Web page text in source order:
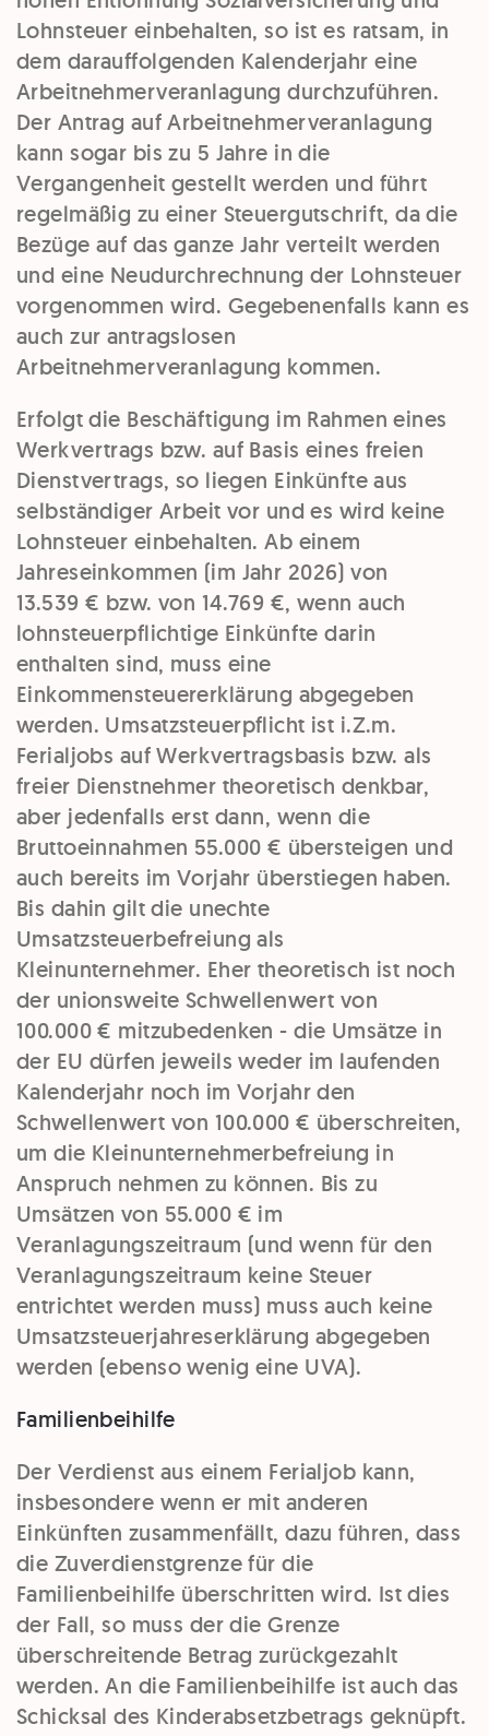
Lohnsteuer einbehalten, so ist es ratsam, in
dem darauffolgenden Kalenderjahr eine
Arbeitnehmerveranlagung durchzuführen.
Der Antrag auf Arbeitnehmerveranlagung
kann sogar bis zu 5 Jahre in die
Vergangenheit gestellt werden und führt
regelmäßig zu einer Steuergutschrift, da die
Bezüge auf das ganze Jahr verteilt werden
und eine Neudurchrechnung der Lohnsteuer
vorgenommen wird. Gegebenenfalls kann es
auch zur antragslosen
Arbeitnehmerveranlagung kommen.
Erfolgt die Beschäftigung im Rahmen eines
Werkvertrags bzw. auf Basis eines freien
Dienstvertrags, so liegen Einkünfte aus
selbständiger Arbeit vor und es wird keine
Lohnsteuer einbehalten. Ab einem
Jahreseinkommen (im Jahr 2026) von
13.539 € bzw. von 14.769 €, wenn auch
lohnsteuerpflichtige Einkünfte darin
enthalten sind, muss eine
Einkommensteuererklärung abgegeben
werden. Umsatzsteuerpflicht ist i.Z.m.
Ferialjobs auf Werkvertragsbasis bzw. als
freier Dienstnehmer theoretisch denkbar,
aber jedenfalls erst dann, wenn die
Bruttoeinnahmen 55.000 € übersteigen und
auch bereits im Vorjahr überstiegen haben.
Bis dahin gilt die unechte
Umsatzsteuerbefreiung als
Kleinunternehmer. Eher theoretisch ist noch
der unionsweite Schwellenwert von
100.000 € mitzubedenken - die Umsätze in
der EU dürfen jeweils weder im laufenden
Kalenderjahr noch im Vorjahr den
Schwellenwert von 100.000 € überschreiten,
um die Kleinunternehmerbefreiung in
Anspruch nehmen zu können. Bis zu
Umsätzen von 55.000 € im
Veranlagungszeitraum (und wenn für den
Veranlagungszeitraum keine Steuer
entrichtet werden muss) muss auch keine
Umsatzsteuerjahreserklärung abgegeben
werden (ebenso wenig eine UVA).
Familienbeihilfe
Der Verdienst aus einem Ferialjob kann,
insbesondere wenn er mit anderen
Einkünften zusammenfällt, dazu führen, dass
die Zuverdienstgrenze für die
Familienbeihilfe überschritten wird. Ist dies
der Fall, so muss der die Grenze
überschreitende Betrag zurückgezahlt
werden. An die Familienbeihilfe ist auch das
Schicksal des Kinderabsetzbetrags geknüpft.